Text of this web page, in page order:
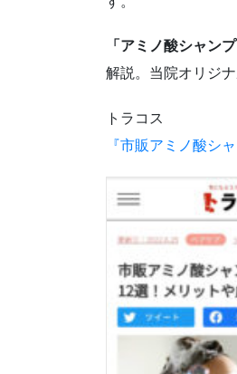
「アミノ酸シャン
解説。当院オリジ
トラコス
『市販アミノ酸シ